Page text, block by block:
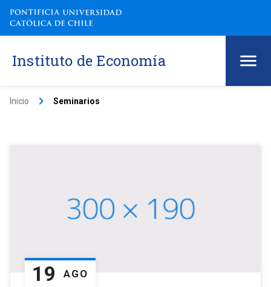
Instituto de Economía
Inicio keyboard_arrow_right Seminarios
19 AGO